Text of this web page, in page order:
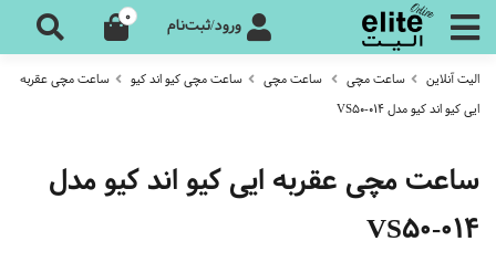
ورود/ثبت‌نام 0
الیت آنلاین ساعت مچی ساعت مچی ساعت مچی کیو اند کیو
ساعت مچی عقربه
ایی کیو اند کیو مدل VS50-014
ساعت مچی عقربه ایی کیو اند کیو مدل
VS50-014